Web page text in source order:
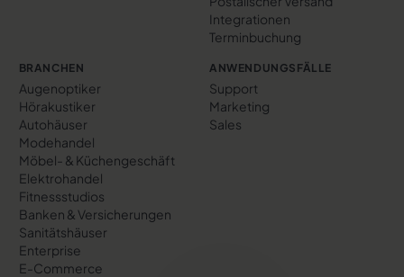
Integrationen
Terminbuchung
BRANCHEN
Augenoptiker
Hörakustiker
Autohäuser
Modehandel
Möbel- & Küchengeschäft
Elektrohandel
Fitnessstudios
Banken & Versicherungen
Sanitätshäuser
Enterprise
E-Commerce
ANWENDUNGSFÄLLE
Support
Marketing
Sales